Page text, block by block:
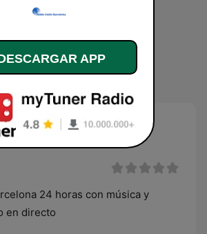
Barcelona en
24 horas con música y
en directo
APP